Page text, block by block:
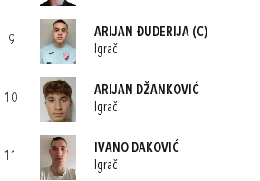
9
ARIJAN ĐUDERIJA (C)
Igrač
10
ARIJAN DŽANKOVIĆ
Igrač
11
IVANO DAKOVIĆ
Igrač